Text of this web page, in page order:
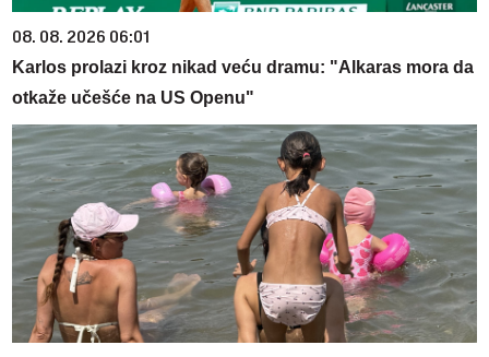
08. 08. 2026 06:01
Karlos prolazi kroz nikad veću dramu: "Alkaras mora da
otkaže učešće na US Openu"